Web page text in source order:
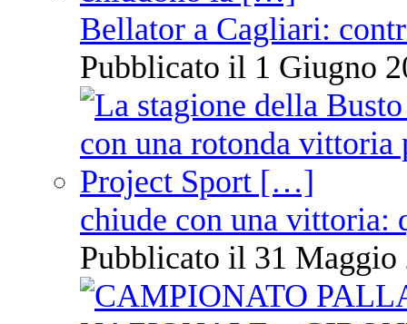
Bellator a Cagliari:
Pubblicato il 1 Giugno
chiude con una vittoria:
Pubblicato il 31 Maggio